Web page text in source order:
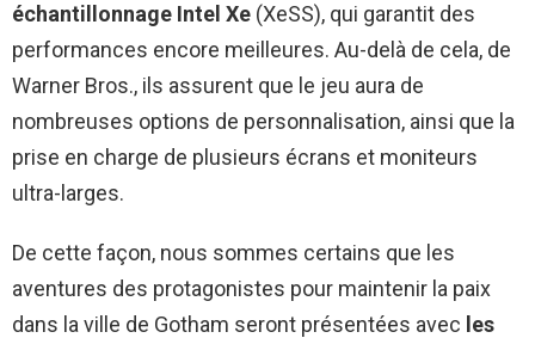
échantillonnage Intel Xe (XeSS), qui garantit des
performances encore meilleures. Au-delà de cela, de
Warner Bros., ils assurent que le jeu aura de
nombreuses options de personnalisation, ainsi que la
prise en charge de plusieurs écrans et moniteurs
ultra-larges.
De cette façon, nous sommes certains que les
aventures des protagonistes pour maintenir la paix
dans la ville de Gotham seront présentées avec les